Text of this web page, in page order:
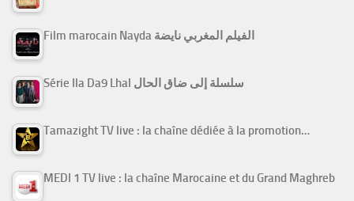
Film marocain Nayda الفيلم المغربي نايضة
Série Ila Da9 Lhal سلسلة إلى ضاق الحال
Tamazight TV live : la chaîne dédiée à la promotion…
MEDI 1 TV live : la chaîne Marocaine et du Grand Maghreb